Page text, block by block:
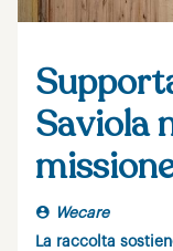
Saviola
Wecare
La raccolta